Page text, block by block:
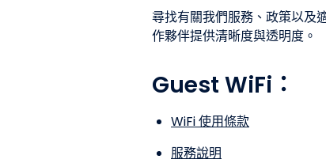
尋找有關我們服務、政策以及
作夥伴提供清晰度與透明度。
Guest WiFi：
WiFi 使用條款
服務說明